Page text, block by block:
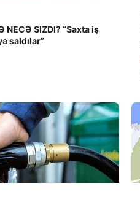
NECƏ SIZDI? “Saxta iş
saldılar”